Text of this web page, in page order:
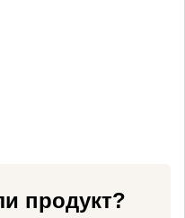
продукт?